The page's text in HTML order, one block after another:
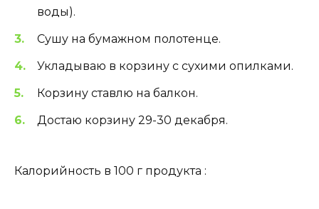
воды).
Сушу на бумажном полотенце.
Укладываю в корзину с сухими опилками.
Корзину ставлю на балкон.
Достаю корзину 29-30 декабря.
Калорийность в 100 г продукта :